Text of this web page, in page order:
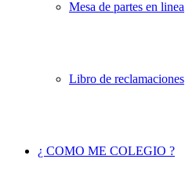
Mesa de partes en linea
Libro de reclamaciones
¿ COMO ME COLEGIO ?